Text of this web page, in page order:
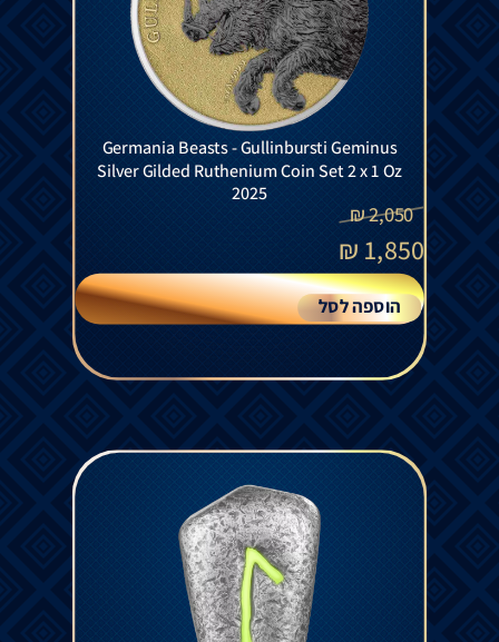
Germania Beasts - Gullinbursti Geminus
Silver Gilded Ruthenium Coin Set 2 x 1 Oz
2025
2,050
₪
1,850
₪
הוספה לסל